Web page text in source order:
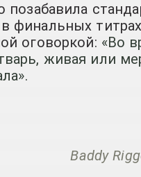
позабавила
финальных
оговоркой: «Во
живая или
Baddy